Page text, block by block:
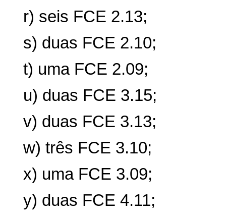
r) seis FCE 2.13;
s) duas FCE 2.10;
t) uma FCE 2.09;
u) duas FCE 3.15;
v) duas FCE 3.13;
w) três FCE 3.10;
x) uma FCE 3.09;
y) duas FCE 4.11;